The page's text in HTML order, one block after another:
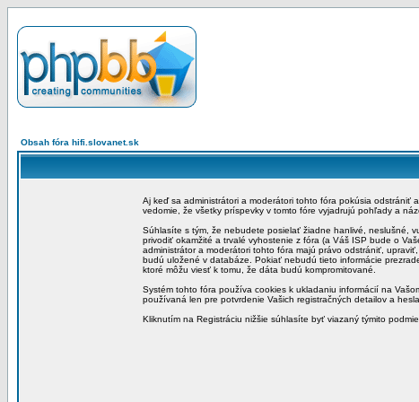
Obsah fóra hifi.slovanet.sk
Aj keď sa administrátori a moderátori tohto fóra pokúsia
vedomie, že všetky príspevky v tomto fóre vyjadrujú pohľady a
Súhlasíte s tým, že nebudete posielať žiadne hanlivé, neslušné,
privodiť okamžité a trvalé vyhostenie z fóra (a Váš ISP bude o
administrátor a moderátori tohto fóra majú právo odstrániť,
budú uložené v databáze. Pokiať nebudú tieto informácie
ktoré môžu viesť k tomu, že dáta budú kompromitované.
Systém tohto fóra používa cookies k ukladaniu informácií na
používaná len pre potvrdenie Vašich registračných detailov a
Kliknutím na Registráciu nižšie súhlasíte byť viazaný týmito